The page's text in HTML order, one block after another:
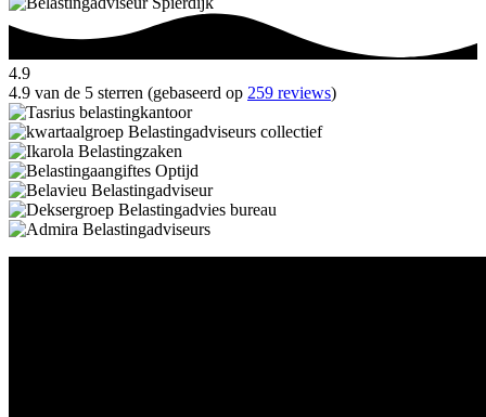
4.9
4.9 van de 5 sterren (gebaseerd op 259 reviews)